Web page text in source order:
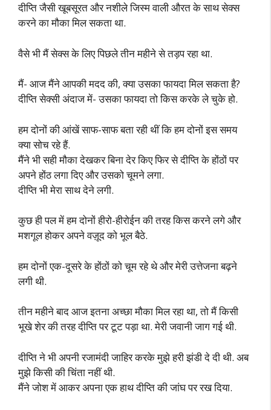
दीप्ति जैसी खूबसूरत और नशीले जिस्म वाली औरत के साथ सेक्स
करने का मौका मिल सकता था.
वैसे भी मैं सेक्स के लिए पिछले तीन महीने से तड़प रहा था.
मैं- आज मैंने आपकी मदद की, क्या उसका फायदा मिल सकता है?
दीप्ति सेक्सी अंदाज में- उसका फायदा तो किस करके ले चुके हो.
हम दोनों की आंखें साफ-साफ बता रही थीं कि हम दोनों इस समय
क्या सोच रहे हैं.
मैंने भी सही मौका देखकर बिना देर किए फिर से दीप्ति के होंठों पर
अपने होंठ लगा दिए और उसको चूमने लगा.
दीप्ति भी मेरा साथ देने लगी.
कुछ ही पल में हम दोनों हीरो-हीरोईन की तरह किस करने लगे और
मशगूल होकर अपने वज़ूद को भूल बैठे.
हम दोनों एक-दूसरे के होंठों को चूम रहे थे और मेरी उत्तेजना बढ़ने
लगी थी.
तीन महीने बाद आज इतना अच्छा मौका मिल रहा था, तो मैं किसी
भूखे शेर की तरह दीप्ति पर टूट पड़ा था. मेरी जवानी जाग गई थी.
दीप्ति ने भी अपनी रजामंदी जाहिर करके मुझे हरी झंडी दे दी थी. अब
मुझे किसी की चिंता नहीं थी.
मैंने जोश में आकर अपना एक हाथ दीप्ति की जांघ पर रख दिया.